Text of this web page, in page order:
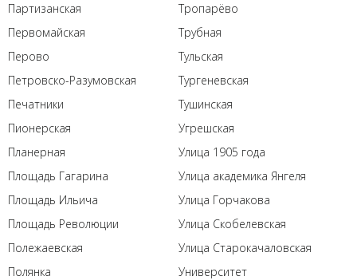
Партизанская
Первомайская
Перово
Петровско-Разумовская
Печатники
Пионерская
Планерная
Площадь Гагарина
Площадь Ильича
Площадь Революции
Полежаевская
Полянка
Тропарёво
Трубная
Тульская
Тургеневская
Тушинская
Угрешская
Улица 1905 года
Улица академика Янгеля
Улица Горчакова
Улица Скобелевская
Улица Старокачаловская
Университет